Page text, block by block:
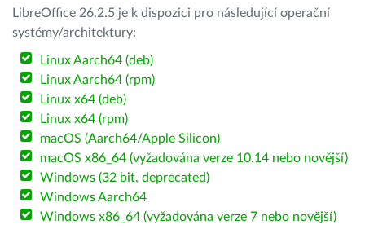
LibreOffice 26.2.5 je k dispozici pro následující operační
systémy/architektury:
Linux Aarch64 (deb)
Linux Aarch64 (rpm)
Linux x64 (deb)
Linux x64 (rpm)
macOS (Aarch64/Apple Silicon)
macOS x86_64 (vyžadována verze 10.14 nebo novější)
Windows (32 bit, deprecated)
Windows Aarch64
Windows x86_64 (vyžadována verze 7 nebo novější)